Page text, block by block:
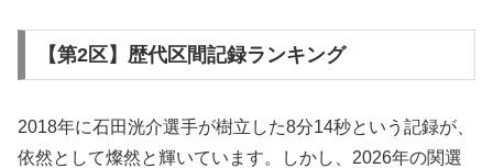
【第2区】歴代区間記録ランキング
2018年に石田洸介選手が樹立した8分14秒という記録が、
依然として燦然と輝いています。しかし、2026年の関選